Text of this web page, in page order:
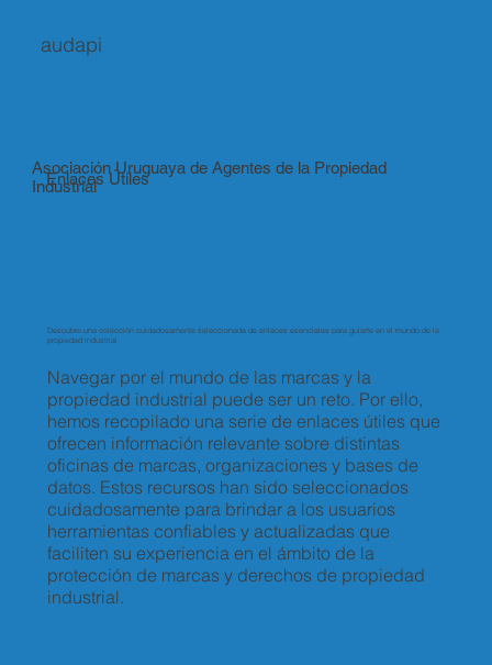
audapi
Asociación Uruguaya de Agentes de la Propiedad
Industrial
Enlaces Útiles
Navegar por el mundo de las marcas y la
propiedad industrial puede ser un reto. Por ello,
hemos recopilado una serie de enlaces útiles que
ofrecen información relevante sobre distintas
oficinas de marcas, organizaciones y bases de
datos. Estos recursos han sido seleccionados
cuidadosamente para brindar a los usuarios
herramientas confiables y actualizadas que
faciliten su experiencia en el ámbito de la
protección de marcas y derechos de propiedad
industrial.
Descubre una colección cuidadosamente seleccionada de enlaces esenciales para guiarte en el mundo de la
propiedad industrial.